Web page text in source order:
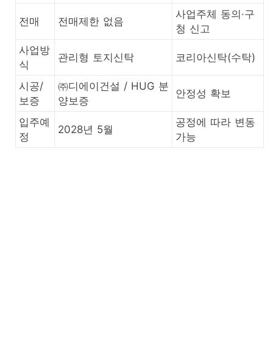
전매 전매제한 없음
사업주체 동의·구
청 신고
사업방
식
관리형 토지신탁 코리아신탁(수탁)
시공/
보증
㈜디에이건설 / HUG 분
양보증
안정성 확보
입주예
정
2028년 5월
공정에 따라 변동
가능